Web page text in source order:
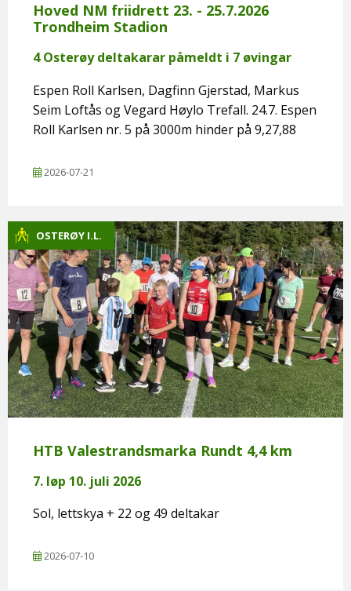
Hoved NM friidrett 23. - 25.7.2026
Trondheim Stadion
4 Osterøy deltakarar påmeldt i 7 øvingar
Espen Roll Karlsen, Dagfinn Gjerstad, Markus
Seim Loftås og Vegard Høylo Trefall. 24.7. Espen
Roll Karlsen nr. 5 på 3000m hinder på 9,27,88
2026-07-21
OSTERØY I.L.
HTB Valestrandsmarka Rundt 4,4 km
7. løp 10. juli 2026
Sol, lettskya + 22 og 49 deltakar
2026-07-10